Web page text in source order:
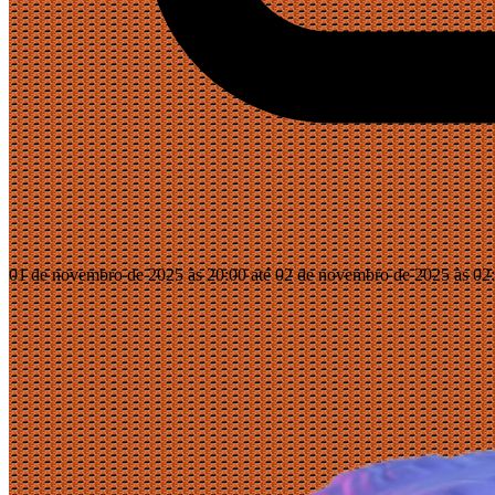
01 de novembro de 2025 às 20:00 até 02 de novembro de 2025 às